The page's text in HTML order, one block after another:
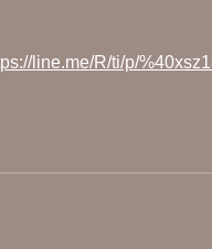
line.me/R/ti/p/